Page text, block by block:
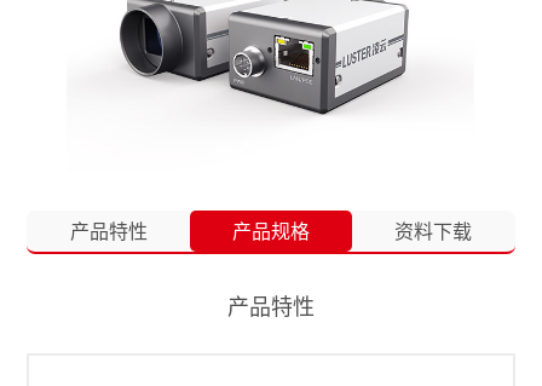
产品特性 产品规格 资料下载
产品特性